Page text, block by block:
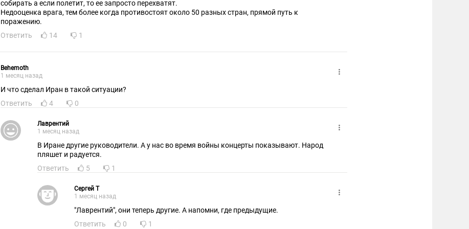
собирать а если полетит, то ее запросто перехватят.
Недооценка врага, тем более когда противостоят около 50 разных стран, прямой путь к
поражению.
Ответить
14 1
Behemoth
1 месяц назад
И что сделал Иран в такой ситуации?
Ответить
4 0
Лаврентий
1 месяц назад
В Иране другие руководители. А у нас во время войны концерты показывают. Народ
пляшет и радуется.
Ответить
5 1
Сергей Т
1 месяц назад
"Лаврентий", они теперь другие. А напомни, где предыдущие.
Ответить
0 1